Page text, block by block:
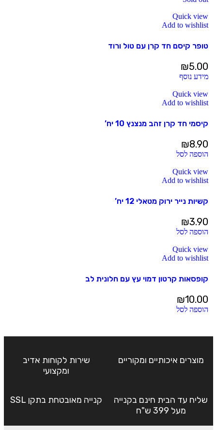
Quick view
Add to wishlist
טופר קיסם חד קרן עם טול ורוד
₪5.00
מידע נוסף
Quick view
Add to wishlist
קיסמי חד קרן זהב מנצנץ 10 יח’
₪8.90
הוספה לסל
Quick view
Add to wishlist
קשיות נייר ירוק מטאלי 12 יח’
₪3.90
הוספה לסל
Quick view
Add to wishlist
קופסאות קרטון דמוי עץ עם חלונית לב
₪10.00
הוספה לסל
מוצרים איכותיים ומקוריים
שירות לקוחות אדיב
ומקצועי
שליח עד הבית חינם בקנייה
מעל 399 ש"ח
קנייה מאובטחת בתקן SSL